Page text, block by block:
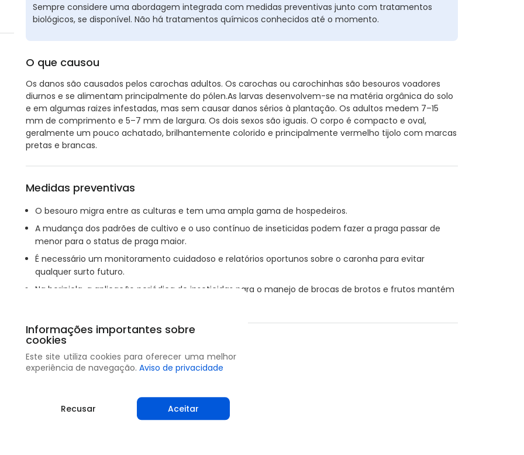
Sempre considere uma abordagem integrada com medidas preventivas junto com tratamentos
biológicos, se disponível. Não há tratamentos químicos conhecidos até o momento.
O que causou
Os danos são causados pelos carochas adultos. Os carochas ou carochinhas são besouros voadores
diurnos e se alimentam principalmente do pólen.As larvas desenvolvem-se na matéria orgânica do solo
e em algumas raizes infestadas, mas sem causar danos sérios à plantação. Os adultos medem 7–15
mm de comprimento e 5–7 mm de largura. Os dois sexos são iguais. O corpo é compacto e oval,
geralmente um pouco achatado, brilhantemente colorido e principalmente vermelho tijolo com marcas
pretas e brancas.
Medidas preventivas
O besouro migra entre as culturas e tem uma ampla gama de hospedeiros.
A mudança dos padrões de cultivo e o uso contínuo de inseticidas podem fazer a praga passar de
menor para o status de praga maior.
É necessário um monitoramento cuidadoso e relatórios oportunos sobre o caronha para evitar
qualquer surto futuro.
Na berinjela, a aplicação periódica de inseticidas para o manejo de brocas de brotos e frutos mantém
Compartilhar
Informações importantes sobre
cookies
Este site utiliza cookies para oferecer uma melhor
experiência de navegação. Aviso de privacidade
Recusar Aceitar